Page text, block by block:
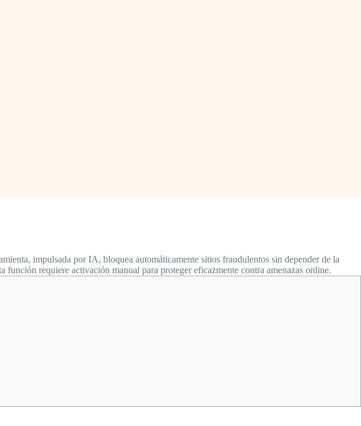
impulsada por IA, bloquea automáticamente sitios fraudulentos sin depender de la
requiere activación manual para proteger eficazmente contra amenazas online.